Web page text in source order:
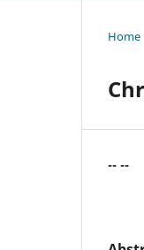
Home
-- --